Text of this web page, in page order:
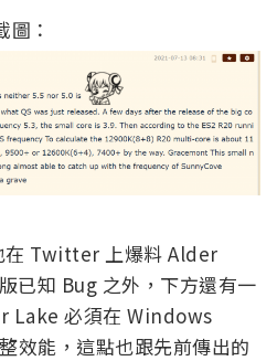
：
在 Twitter 上爆料 Alder
已知 Bug 之外，下方還有一
Lake 必須在 Windows
效能，這點也跟先前傳出的